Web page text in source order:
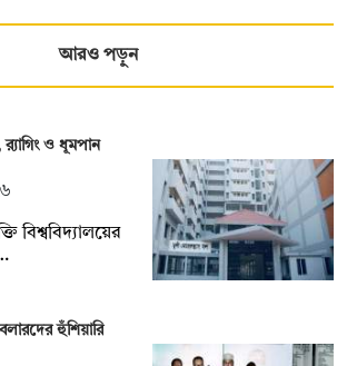
আরও পড়ুন
ও ধূমপান
বিশ্ববিদ্যালয়ের
হুঁশিয়ারি